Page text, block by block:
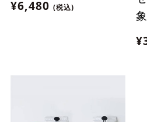
はお届け出来ません。
¥6,480 (税込)
象